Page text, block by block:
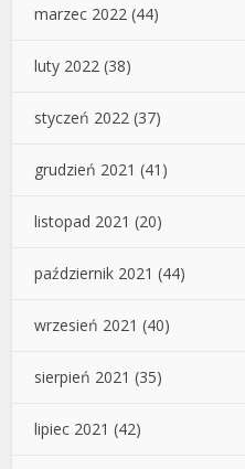
marzec 2022 (44)
luty 2022 (38)
styczeń 2022 (37)
grudzień 2021 (41)
listopad 2021 (20)
październik 2021 (44)
wrzesień 2021 (40)
sierpień 2021 (35)
lipiec 2021 (42)